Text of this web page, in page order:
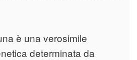
è una verosimile
determinata da